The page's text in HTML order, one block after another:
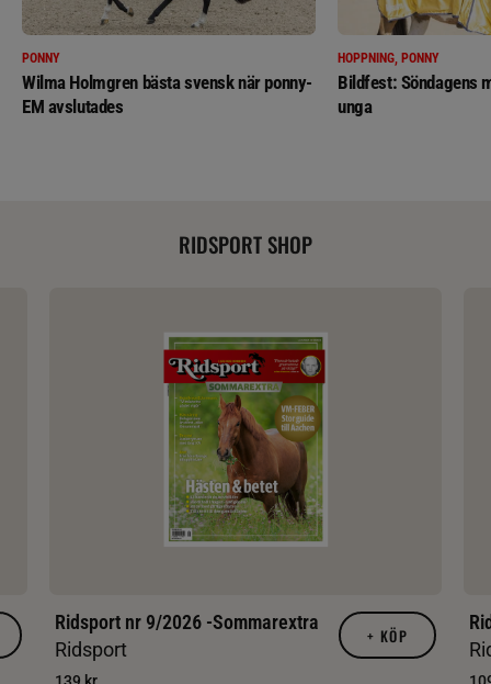
PONNY
Wilma Holmgren bästa svensk när ponny-
EM avslutades
HOPPNING, PONNY
Bildfest: Söndagens
unga
RIDSPORT SHOP
Ridsport nr 9/2026 -Sommarextra
Ridsport
139 kr
+ KÖP